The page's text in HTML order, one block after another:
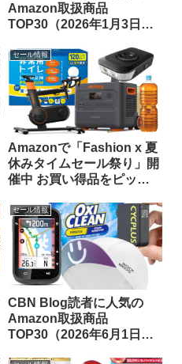
Amazon取扱商品
TOP30（2026年1月3日
セール情報
Amazonで「Fashion x 夏
休みタイムセール祭り」開
催中 お買い得品をピック
セール情報
CBN Blog読者に人気の
Amazon取扱商品
TOP30（2026年6月1日